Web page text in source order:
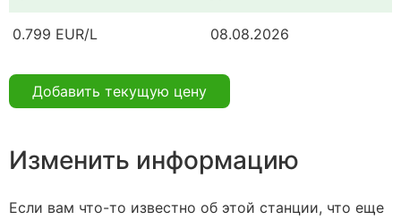
0.799 EUR/L 08.08.2026
Добавить текущую цену
Изменить информацию
Если вам что-то известно об этой станции, что еще